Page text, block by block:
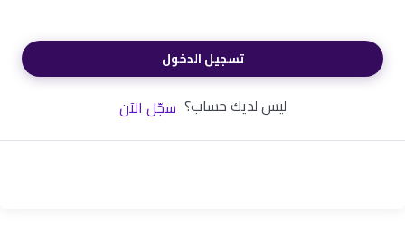
تسجيل الدخول
ليس لديك حساب؟ سجّل الآن